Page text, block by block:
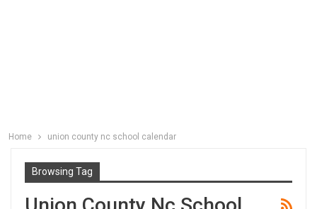
Home union county nc school calendar
Browsing Tag